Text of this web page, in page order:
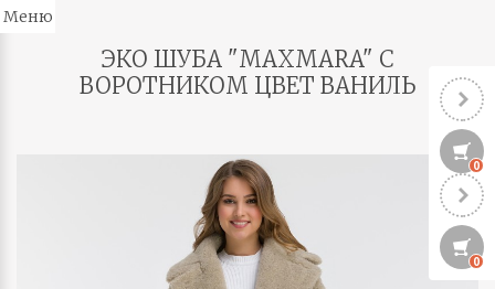
ЭКО ШУБА "MAXMARA" С
ВОРОТНИКОМ ЦВЕТ ВАНИЛЬ
Меню
0
0